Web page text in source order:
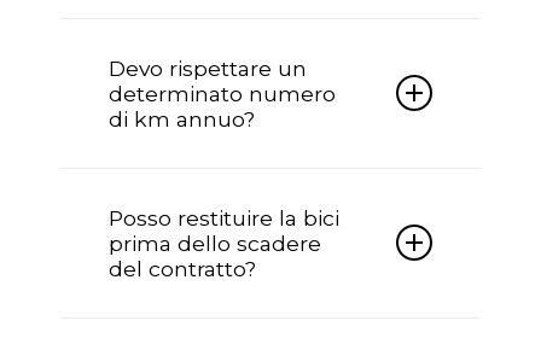
viene interamente omaggiata da
Doctorbike per tutta la durata del
contratto.
Devo rispettare un
determinato numero
di km annuo?
rispettare.
Posso restituire la bici
prima dello scadere
del contratto?